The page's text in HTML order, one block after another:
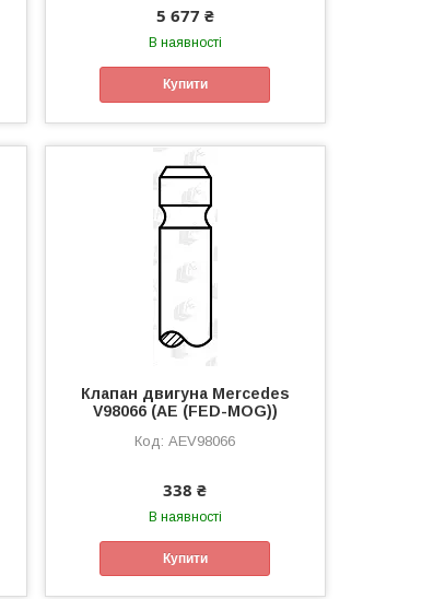
5 677 ₴
В наявності
Купити
Клапан двигуна Mercedes
V98066 (AE (FED-MOG))
AEV98066
338 ₴
В наявності
Купити